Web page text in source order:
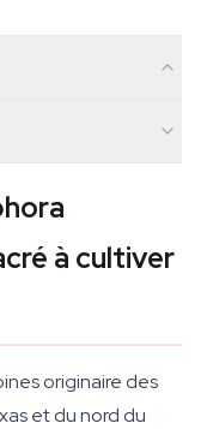
à cultiver
originaire des
et du nord du